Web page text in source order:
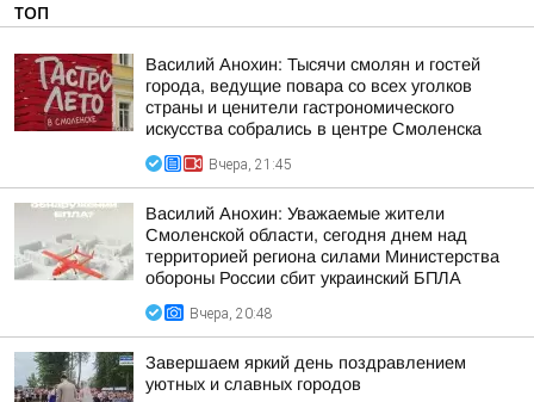
ТОП
Василий Анохин: Тысячи смолян и гостей
города, ведущие повара со всех уголков
страны и ценители гастрономического
искусства собрались в центре Смоленска
Вчера, 21:45
Василий Анохин: Уважаемые жители
Смоленской области, сегодня днем над
территорией региона силами Министерства
обороны России сбит украинский БПЛА
Вчера, 20:48
Завершаем яркий день поздравлением
уютных и славных городов